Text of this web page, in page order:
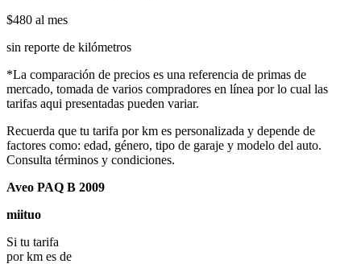
$480 al mes
sin reporte de kilómetros
*La comparación de precios es una referencia de primas de
mercado, tomada de varios compradores en línea por lo cual las
tarifas aqui presentadas pueden variar.
Recuerda que tu tarifa por km es personalizada y depende de
factores como: edad, género, tipo de garaje y modelo del auto.
Consulta términos y condiciones.
Aveo PAQ B 2009
miituo
Si tu tarifa
por km es de